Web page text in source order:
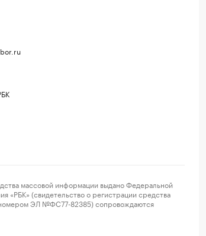
массовой информации выдано Федеральной
(свидетельство о регистрации средства
номером ЭЛ №ФС77-82385) сопровождаются